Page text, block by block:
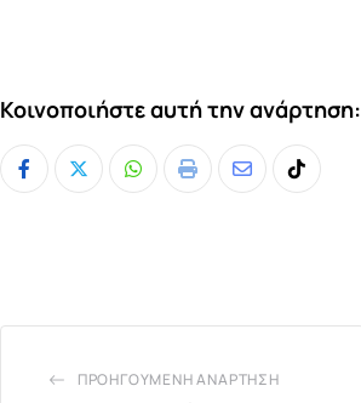
Κοινοποιήστε αυτή την ανάρτηση:
Whatsapp
Print
ShareTiktok
ΠΡΟΗΓΟΎΜΕΝΗ ΑΝΆΡΤΗΣΗ